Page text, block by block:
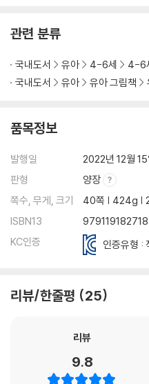
관련 분류
국내도서 유아 4-6세
4-6
국내도서
유아 유아 그림책
품목정보
발행일
2022년 12월 15
판형
양장
쪽수, 무게, 크기
40쪽 | 424g |
ISBN13
KC인증
인증유형 :
리뷰/한줄평 25
리뷰
9.8